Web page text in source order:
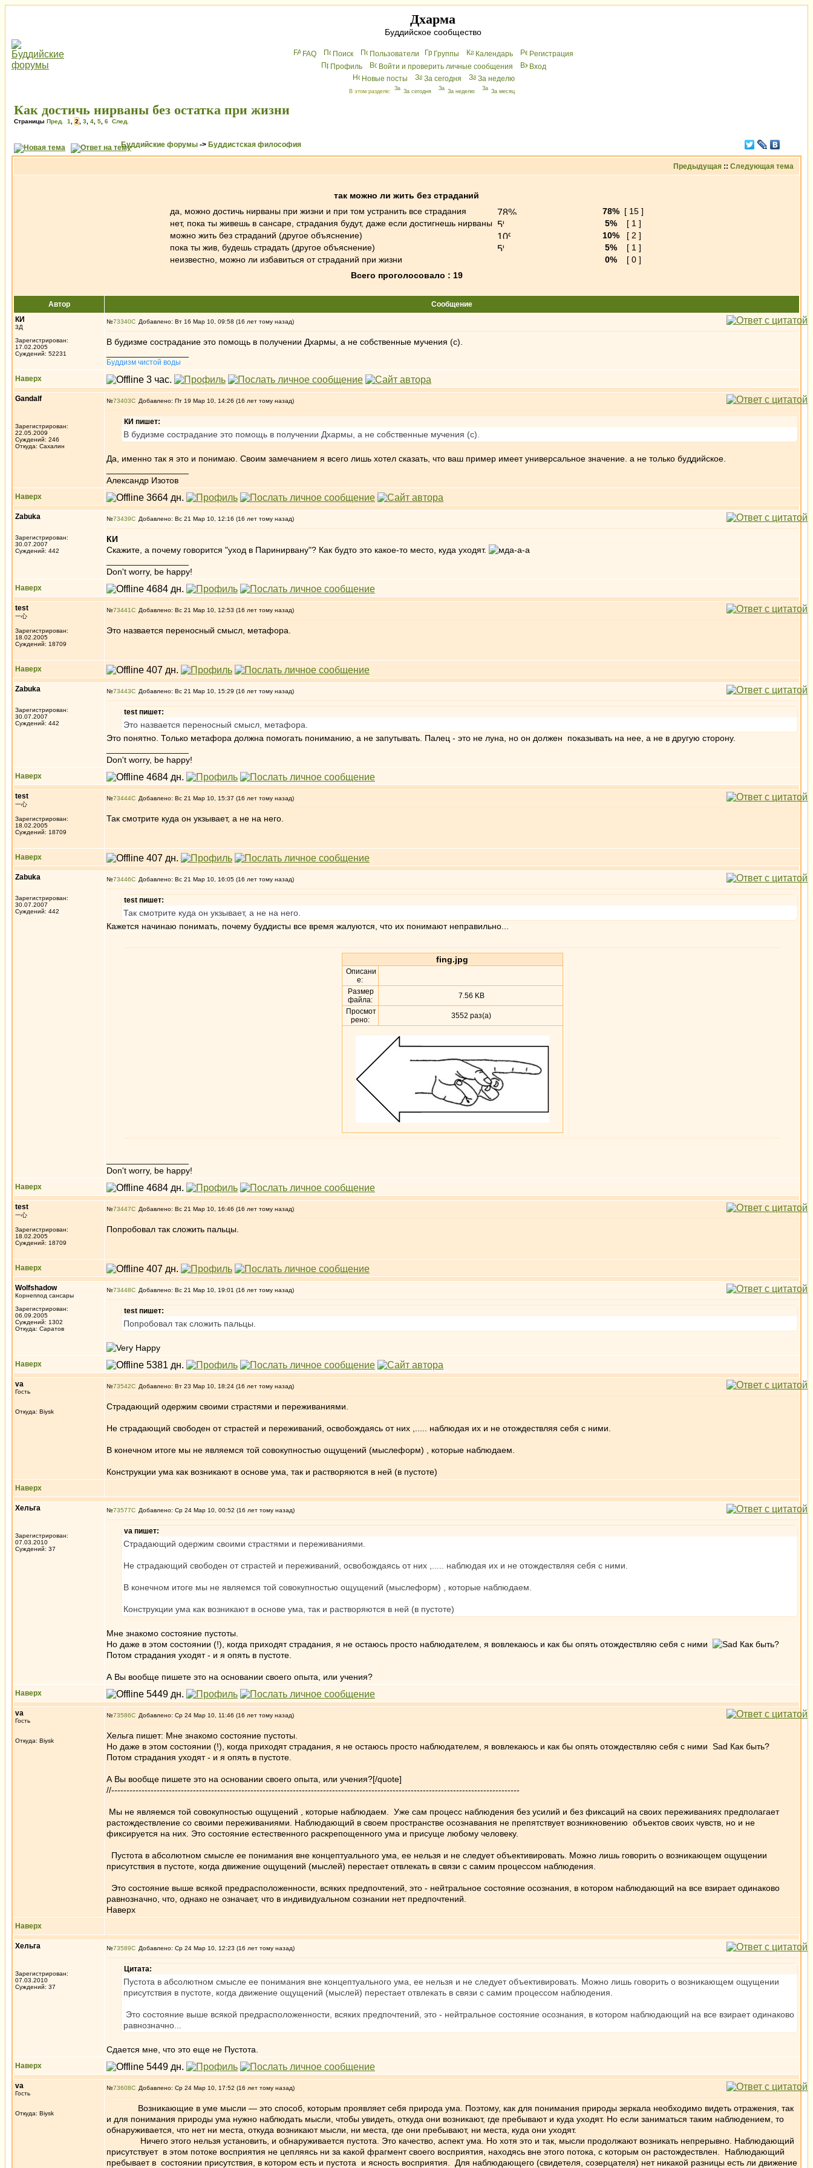
Дхарма
Буддийское сообщество
FAQ Поиск Пользователи Группы Календарь
Peгиcтрaция
Профиль
Войти и проверить личные сообщения
Вхoд
Новые посты
За сегодня За неделю
В этом разделе: За сегодня За неделю За месяц
Как достичь нирваны без остатка при жизни
Страницы Пред. 1 2 3 4 5 6 След.
Буддийские форумы -> Буддистская философия
Предыдущая :: Следующая тема
так можно ли жить без страданий
да, можно достичь нирваны при жизни и при том устранить все страдания
78% [ 15 ]
нет, пока ты живешь в сансаре, страдания будут, даже если достигнешь нирваны
5%
[ 1 ]
можно жить без страданий (другое объяснение)
10%
[ 2 ]
пока ты жив, будешь страдать (другое объяснение)
5%
[ 1 ]
неизвестно, можно ли избавиться от страданий при жизни
0%
[ 0 ]
Всего проголосовало : 19
Автор
Сообщение
КИ
3Д
Зарегистрирован:
17.02.2005
Суждений: 52231
№73340 Добавлено: Вт 16 Мар 10, 09:58 (16 лет тому назад)
В будизме сострадание это помощь в получении Дхармы, а не собственные мучения (с).
Буддизм чистой воды
Наверх
Gandalf
Зарегистрирован:
22.05.2009
Суждений: 246
Откуда: Сахалин
№73403 Добавлено: Пт 19 Мар 10, 14:26 (16 лет тому назад)
КИ пишет:
В будизме сострадание это помощь в получении Дхармы, а не собственные мучения (с).
Да, именно так я это и понимаю. Своим замечанием я всего лишь хотел сказать, что ваш пример имеет универсальное значение. а не только буддийское.
Александр Изотов
Наверх
Zabuka
Зарегистрирован:
30.07.2007
Суждений: 442
№73439 Добавлено: Вс 21 Мар 10, 12:16 (16 лет тому назад)
КИ
Скажите, а почему говорится "уход в Паринирвану"? Как будто это какое-то место, куда уходят.
Don't worry, be happy!
Наверх
test
一心
Зарегистрирован:
18.02.2005
Суждений: 18709
№73441 Добавлено: Вс 21 Мар 10, 12:53 (16 лет тому назад)
Это назвается переносный смысл, метафора.
Наверх
Zabuka
Зарегистрирован:
30.07.2007
Суждений: 442
№73443 Добавлено: Вс 21 Мар 10, 15:29 (16 лет тому назад)
test пишет:
Это назвается переносный смысл, метафора.
Это понятно. Только метафора должна помогать пониманию, а не запутывать. Палец - это не луна, но он должен показывать на нее, а не в другую сторону.
Don't worry, be happy!
Наверх
test
一心
Зарегистрирован:
18.02.2005
Суждений: 18709
№73444 Добавлено: Вс 21 Мар 10, 15:37 (16 лет тому назад)
Так смотрите куда он укзывает, а не на него.
Наверх
Zabuka
Зарегистрирован:
30.07.2007
Суждений: 442
№73446 Добавлено: Вс 21 Мар 10, 16:05 (16 лет тому назад)
test пишет:
Так смотрите куда он укзывает, а не на него.
Кажется начинаю понимать, почему буддисты все время жалуются, что их понимают неправильно...
fing.jpg
Описани
е:
Размер
файла:
7.56 KB
Просмот
рено:
3552 раз(а)
Don't worry, be happy!
Наверх
test
一心
Зарегистрирован:
18.02.2005
Суждений: 18709
№73447 Добавлено: Вс 21 Мар 10, 16:46 (16 лет тому назад)
Попробовал так сложить пальцы.
Наверх
Wolfshadow
Корнеплод сансары
Зарегистрирован:
06.09.2005
Суждений: 1302
Откуда: Саратов
№73448 Добавлено: Вс 21 Мар 10, 19:01 (16 лет тому назад)
test пишет:
Попробовал так сложить пальцы.
Наверх
va
Гость
Откуда: Biysk
№73542 Добавлено: Вт 23 Мар 10, 18:24 (16 лет тому назад)
Страдающий одержим своими страстями и переживаниями.
Не страдающий свободен от страстей и переживаний, освобождаясь от них ,..... наблюдая их и не отождествляя себя с ними.
В конечном итоге мы не являемся той совокупностью ощущений (мыслеформ) , которые наблюдаем.
Конструкции ума как возникают в основе ума, так и растворяются в ней (в пустоте)
Наверх
Хельга
Зарегистрирован:
07.03.2010
Суждений: 37
№73577 Добавлено: Ср 24 Мар 10, 00:52 (16 лет тому назад)
va пишет:
Страдающий одержим своими страстями и переживаниями.
Не страдающий свободен от страстей и переживаний, освобождаясь от них ,..... наблюдая их и не отождествляя себя с ними.
В конечном итоге мы не являемся той совокупностью ощущений (мыслеформ) , которые наблюдаем.
Конструкции ума как возникают в основе ума, так и растворяются в ней (в пустоте)
Мне знакомо состояние пустоты.
Но даже в этом состоянии (!), когда приходят страдания, я не остаюсь просто наблюдателем, я вовлекаюсь и как бы опять отождествляю себя с ними
Как быть?
Потом страдания уходят - и я опять в пустоте.
А Вы вообще пишете это на основании своего опыта, или учения?
Наверх
va
Гость
Откуда: Biysk
№73586 Добавлено: Ср 24 Мар 10, 11:46 (16 лет тому назад)
Хельга пишет: Мне знакомо состояние пустоты.
Но даже в этом состоянии (!), когда приходят страдания, я не остаюсь просто наблюдателем, я вовлекаюсь и как бы опять отождествляю себя с ними Sad Как быть?
Потом страдания уходят - и я опять в пустоте.
А Вы вообще пишете это на основании своего опыта, или учения?[/quote]
//---------------------------------------------------------------------------------------------------------------------------------------
Мы не являемся той совокупностью ощущений , которые наблюдаем. Уже сам процесс наблюдения без усилий и без фиксаций на своих переживаниях предполагает
растождествление со своими переживаниями. Наблюдающий в своем пространстве осознавания не препятствует возникновению объектов своих чувств, но и не
фиксируется на них. Это состояние естественного раскрепощенного ума и присуще любому человеку.
Пустота в абсолютном смысле ее понимания вне концептуального ума, ее нельзя и не следует объективировать. Можно лишь говорить о возникающем ощущении
присутствия в пустоте, когда движение ощущений (мыслей) перестает отвлекать в связи с самим процессом наблюдения.
Это состояние выше всякой предрасположенности, всяких предпочтений, это - нейтральное состояние осознания, в котором наблюдающий на все взирает одинаково
равнозначно, что, однако не означает, что в индивидуальном сознании нет предпочтений.
Наверх
Наверх
Хельга
Зарегистрирован:
07.03.2010
Суждений: 37
№73589 Добавлено: Ср 24 Мар 10, 12:23 (16 лет тому назад)
Цитата:
Пустота в абсолютном смысле ее понимания вне концептуального ума, ее нельзя и не следует объективировать. Можно лишь говорить о возникающем ощущении
присутствия в пустоте, когда движение ощущений (мыслей) перестает отвлекать в связи с самим процессом наблюдения.
Это состояние выше всякой предрасположенности, всяких предпочтений, это - нейтральное состояние осознания, в котором наблюдающий на все взирает одинаково
равнозначно...
Сдается мне, что это еще не Пустота.
Наверх
va
Гость
Откуда: Biysk
№73608 Добавлено: Ср 24 Мар 10, 17:52 (16 лет тому назад)
Возникающие в уме мысли — это способ, которым проявляет себя природа ума. Поэтому, как для понимания природы зеркала необходимо видеть отражения, так
и для понимания природы ума нужно наблюдать мысли, чтобы увидеть, откуда они возникают, где пребывают и куда уходят. Но если заниматься таким наблюдением, то
обнаруживается, что нет ни места, откуда возникают мысли, ни места, где они пребывают, ни места, куда они уходят.
Ничего этого нельзя установить, и обнаруживается пустота. Это качество, аспект ума. Но хотя это и так, мысли продолжают возникать непрерывно. Наблюдающий
присутствует в этом потоке восприятия не цепляясь ни за какой фрагмент своего восприятия, находясь вне этого потока, с которым он растождествлен. Наблюдающий
пребывает в состоянии присутствия, в котором есть и пустота и ясность восприятия. Для наблюдающего (свидетеля, созерцателя) нет никакой разницы есть ли движение